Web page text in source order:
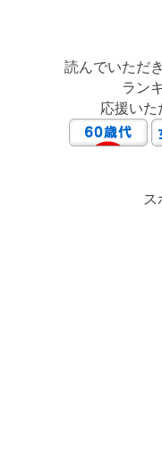
読んでいただ
ラン
応援いた
ス